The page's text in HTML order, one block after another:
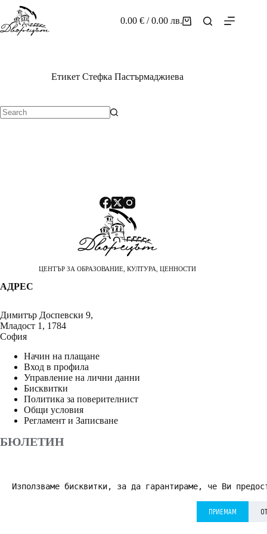
content
Използваме бисквитки, за да гарантираме, че Ви
ПРИЕМАМ
Shopping
0.00€ / 0.00 лв.
Етикет Стефка Пастърмаджиева
ЦЕНТЪР ЗА ОБРАЗОВАНИЕ, КУЛТУРА, ЦЕННОСТИ
АДРЕС
Димитър Доспевски 9,
Младост 1, 1784
София
Начин на плащане
Вход в профила
Управление на лични данни
Бисквитки
Политика за поверителнист
Общи условия
Регламент и Записване
БЮЛЕТИН
АБОНИРАНЕ